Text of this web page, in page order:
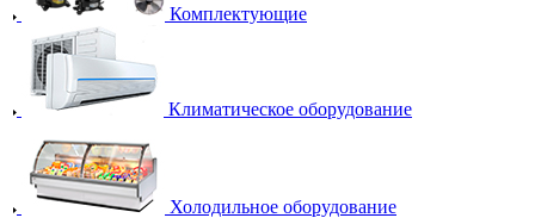
Комплектующие
Климатическое оборудование
Холодильное оборудование